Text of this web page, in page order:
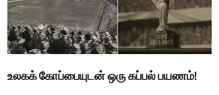
உலகக் கோப்பையுடன் ஒரு கப்பல் பயணம்!